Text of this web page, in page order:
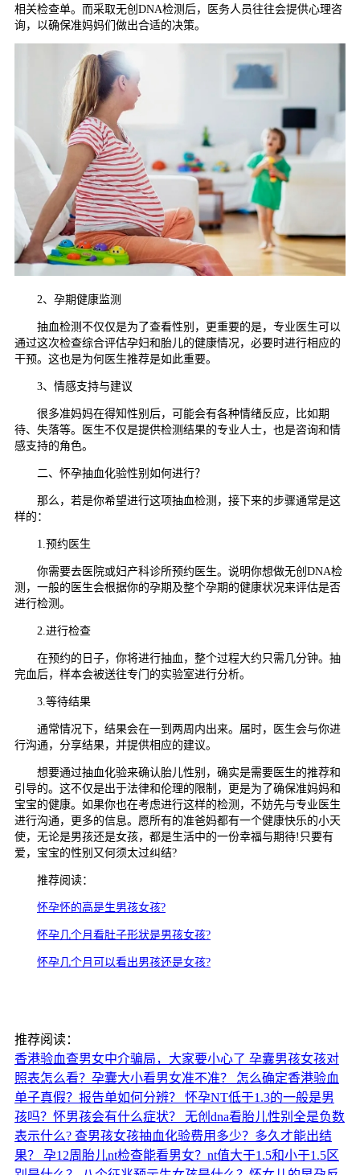
相关检查单。而采取无创DNA检测后，医务人员往往会提供心理咨
询，以确保准妈妈们做出合适的决策。
2、孕期健康监测
抽血检测不仅仅是为了查看性别，更重要的是，专业医生可以
通过这次检查综合评估孕妇和胎儿的健康情况，必要时进行相应的
干预。这也是为何医生推荐是如此重要。
3、情感支持与建议
很多准妈妈在得知性别后，可能会有各种情绪反应，比如期
待、失落等。医生不仅是提供检测结果的专业人士，也是咨询和情
感支持的角色。
二、怀孕抽血化验性别如何进行？
那么，若是你希望进行这项抽血检测，接下来的步骤通常是这
样的：
1.预约医生
你需要去医院或妇产科诊所预约医生。说明你想做无创DNA检
测，一般的医生会根据你的孕期及整个孕期的健康状况来评估是否
进行检测。
2.进行检查
在预约的日子，你将进行抽血，整个过程大约只需几分钟。抽
完血后，样本会被送往专门的实验室进行分析。
3.等待结果
通常情况下，结果会在一到两周内出来。届时，医生会与你进
行沟通，分享结果，并提供相应的建议。
想要通过抽血化验来确认胎儿性别，确实是需要医生的推荐和
引导的。这不仅是出于法律和伦理的限制，更是为了确保准妈妈和
宝宝的健康。如果你也在考虑进行这样的检测，不妨先与专业医生
进行沟通，更多的信息。愿所有的准爸妈都有一个健康快乐的小天
使，无论是男孩还是女孩，都是生活中的一份幸福与期待!只要有
爱，宝宝的性别又何须太过纠结?
推荐阅读：
怀孕怀的高是生男孩女孩?
怀孕几个月看肚子形状是男孩女孩?
怀孕几个月可以看出男孩还是女孩?
推荐阅读：
香港验血查男女中介骗局，大家要小心了 孕囊男孩女孩对
照表怎么看？孕囊大小看男女准不准？
怎么确定香港验血
单子真假？报告单如何分辨？
怀孕NT低于1.3的一般是男
孩吗？怀男孩会有什么症状？
无创dna看胎儿性别全是负数
表示什么? 查男孩女孩抽血化验费用多少？多久才能出结
果？
孕12周胎儿nt检查能看男女？nt值大于1.5和小于1.5区